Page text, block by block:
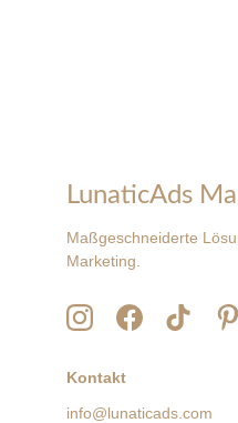
LunaticAds
Maßgeschneiderte
Marketing.
Kontakt
info@lunaticads.com